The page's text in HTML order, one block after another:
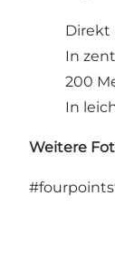
Direkt
In
200
In
Weitere